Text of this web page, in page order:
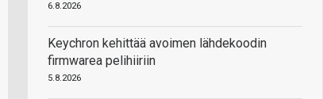
6.8.2026
Keychron kehittää avoimen lähdekoodin
firmwarea pelihiiriin
5.8.2026